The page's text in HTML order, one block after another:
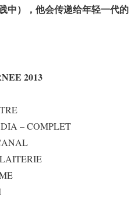
中），他会传递给年轻一代的
2013
– COMPLET